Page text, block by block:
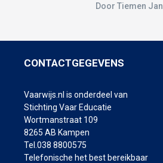
Door Tiemen Jan
CONTACTGEGEVENS
Vaarwijs.nl is onderdeel van
Stichting Vaar Educatie
Wortmanstraat 109
8265 AB Kampen
Tel.038 8800575
Telefonische het best bereikbaar